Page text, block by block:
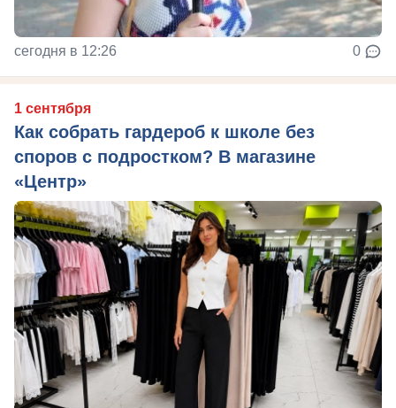
сегодня в 12:26 0
1 сентября
Как собрать гардероб к школе без
споров с подростком? В магазине
«Центр»